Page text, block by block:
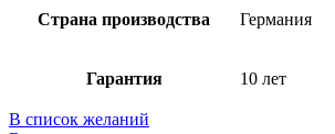
Страна производства Германия
Гарантия 10 лет
В список желаний